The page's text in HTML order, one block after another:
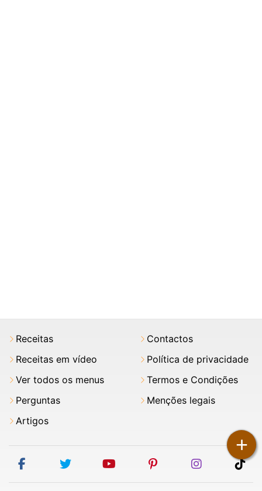
+
Receitas
Receitas em vídeo
Ver todos os menus
Perguntas
Artigos
Contactos
Política de privacidade
Termos e Condições
Menções legais
facebooktwitter youtubepinterestinstagram